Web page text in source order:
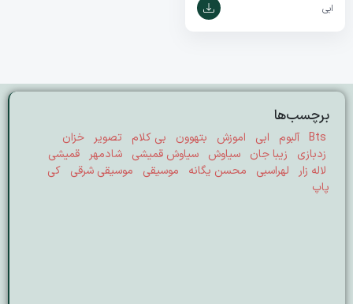
ابی
برچسب‌ها
Bts آلبوم ابی اموزش بتهوون بی کلام تصویر
خزان
زدبازی
زیبا جان سیاوش سیاوش قمیشی شادمهر
قمیشی
لاله زار
لهراسبی محسن یگانه موسیقی موسیقی شرقی
کی
پاپ